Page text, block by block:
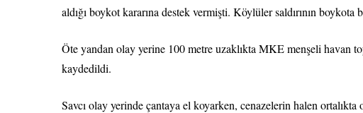
aldığı boykot kararına destek vermişti. Köylüler saldırının
Öte yandan olay yerine 100 metre uzaklıkta MKE menşeli havan
kaydedildi.
Savcı olay yerinde çantaya el koyarken, cenazelerin halen